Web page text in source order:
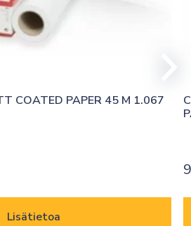
COATED PAPER 45 M 1.067
Lisätietoa